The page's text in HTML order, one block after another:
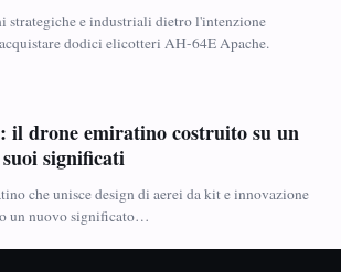
strategiche e industriali dietro l'intenzione
dodici elicotteri AH-64E Apache.
il drone emiratino costruito su un
significati
che unisce design di aerei da kit e innovazione
un nuovo significato…